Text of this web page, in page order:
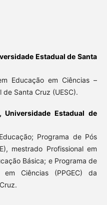
Estadual de Santa
Educação em Ciências –
de Santa Cruz (UESC).
Universidade Estadual de
Programa de Pós
mestrado Profissional em
Básica; e Programa de
em Ciências (PPGEC) da